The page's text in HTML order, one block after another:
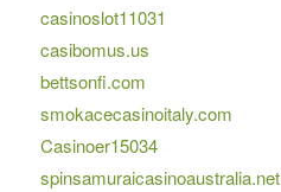
casinoslot11031
casibomus.us
bettsonfi.com
smokacecasinoitaly.com
Casinoer15034
spinsamuraicasinoaustralia.net